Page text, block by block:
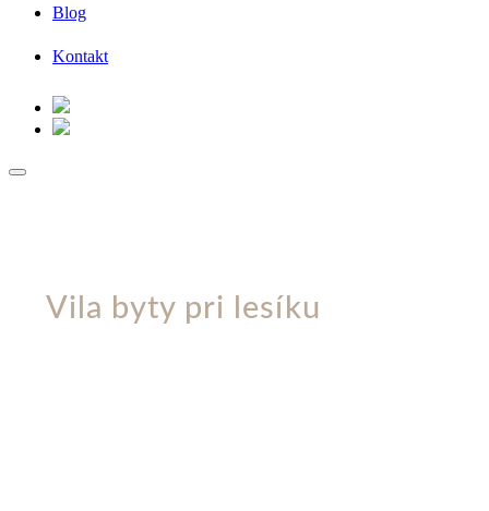
Blog
Kontakt
Vila byty pri lesíku